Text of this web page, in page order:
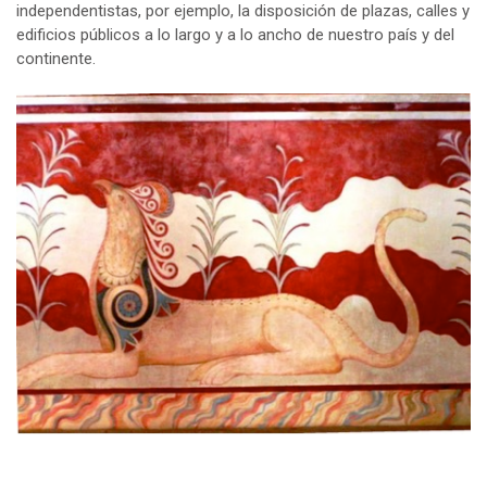
independentistas, por ejemplo, la disposición de plazas, calles y
edificios públicos a lo largo y a lo ancho de nuestro país y del
continente.